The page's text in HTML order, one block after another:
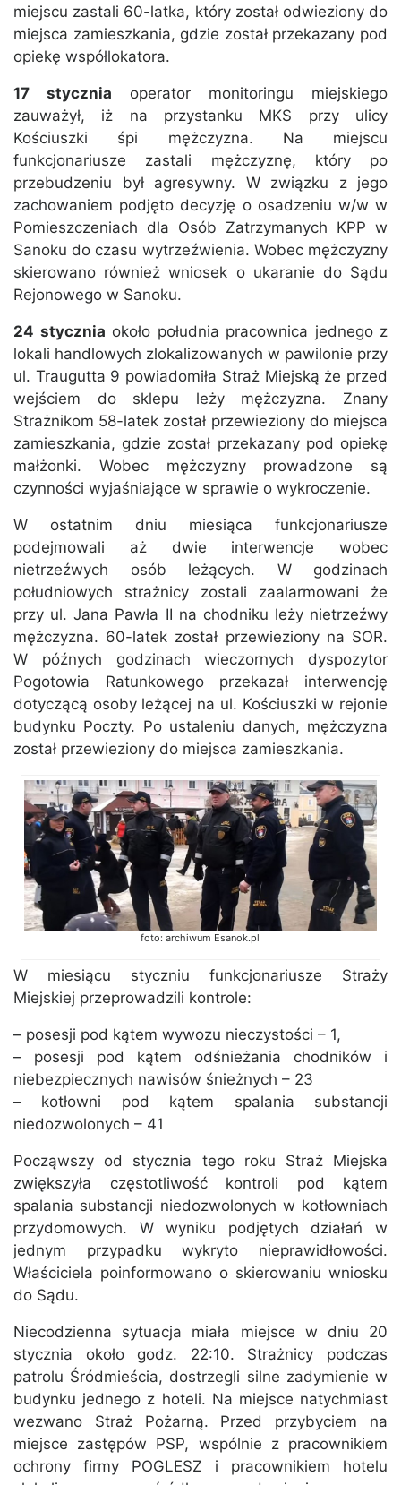
miejscu zastali 60-latka, który został odwieziony do
miejsca zamieszkania, gdzie został przekazany pod
opiekę współlokatora.
17 stycznia operator monitoringu miejskiego
zauważył, iż na przystanku MKS przy ulicy
Kościuszki śpi mężczyzna. Na miejscu
funkcjonariusze zastali mężczyznę, który po
przebudzeniu był agresywny. W związku z jego
zachowaniem podjęto decyzję o osadzeniu w/w w
Pomieszczeniach dla Osób Zatrzymanych KPP w
Sanoku do czasu wytrzeźwienia. Wobec mężczyzny
skierowano również wniosek o ukaranie do Sądu
Rejonowego w Sanoku.
24 stycznia około południa pracownica jednego z
lokali handlowych zlokalizowanych w pawilonie przy
ul. Traugutta 9 powiadomiła Straż Miejską że przed
wejściem do sklepu leży mężczyzna. Znany
Strażnikom 58-latek został przewieziony do miejsca
zamieszkania, gdzie został przekazany pod opiekę
małżonki. Wobec mężczyzny prowadzone są
czynności wyjaśniające w sprawie o wykroczenie.
W ostatnim dniu miesiąca funkcjonariusze
podejmowali aż dwie interwencje wobec
nietrzeźwych osób leżących. W godzinach
południowych strażnicy zostali zaalarmowani że
przy ul. Jana Pawła II na chodniku leży nietrzeźwy
mężczyzna. 60-latek został przewieziony na SOR.
W późnych godzinach wieczornych dyspozytor
Pogotowia Ratunkowego przekazał interwencję
dotyczącą osoby leżącej na ul. Kościuszki w rejonie
budynku Poczty. Po ustaleniu danych, mężczyzna
został przewieziony do miejsca zamieszkania.
foto: archiwum Esanok.pl
W miesiącu styczniu funkcjonariusze Straży
Miejskiej przeprowadzili kontrole:
– posesji pod kątem wywozu nieczystości – 1,
– posesji pod kątem odśnieżania chodników i
niebezpiecznych nawisów śnieżnych – 23
– kotłowni pod kątem spalania substancji
niedozwolonych – 41
Począwszy od stycznia tego roku Straż Miejska
zwiększyła częstotliwość kontroli pod kątem
spalania substancji niedozwolonych w kotłowniach
przydomowych. W wyniku podjętych działań w
jednym przypadku wykryto nieprawidłowości.
Właściciela poinformowano o skierowaniu wniosku
do Sądu.
Niecodzienna sytuacja miała miejsce w dniu 20
stycznia około godz. 22:10. Strażnicy podczas
patrolu Śródmieścia, dostrzegli silne zadymienie w
budynku jednego z hoteli. Na miejsce natychmiast
wezwano Straż Pożarną. Przed przybyciem na
miejsce zastępów PSP, wspólnie z pracownikiem
ochrony firmy POGLESZ i pracownikiem hotelu